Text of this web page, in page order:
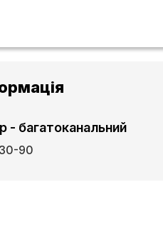
- багатоканальний
90